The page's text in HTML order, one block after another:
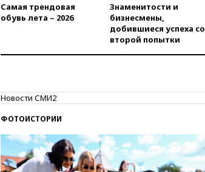
Самая трендовая
обувь лета – 2026
Знаменитости и
бизнесмены,
добившиеся успеха со
второй попытки
Новости СМИ2
ФОТОИСТОРИИ